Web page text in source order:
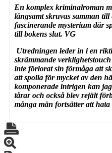
En komplex kriminalroman
långsamt skruvas samman till
fascinerande mysterium där
till bokens slut. VG
Utredningen leder in i en
skrämmande
inte förlorat sin förmåga att
att spoila för mycket av den
komponerade intrigen kan
tårar och också blev rejält
många män fortsätter att